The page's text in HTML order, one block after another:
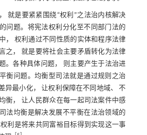
就是要紧紧围绕“权利”之法治内核解决
问题。将宪法权利分化至不同部门法的
， 权利通过不同性质的实体和程序法律
之， 就是要将社会主要矛盾转化为法律
。各种具体问题， 则主要产生于法治进
衡问题。均衡型司法就是通过规则之治
异最小化， 让权利保障在不同地域、 不
衡， 让人民群众在每一起司法案件中感
法均衡是解决发展不平衡在法治领域的
利是将来共同富裕目标得到实现这一事